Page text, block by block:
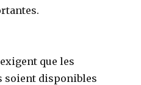
que les
soient disponibles